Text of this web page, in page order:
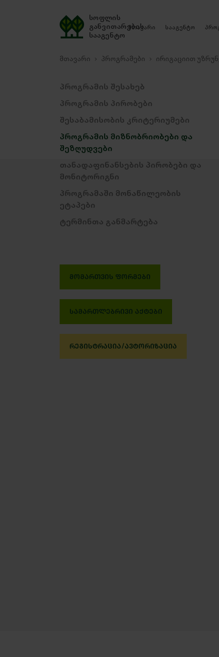
სოფლის
განვითარების
სააგენტო
მთავარი სააგენტო
მთავარი პროგრამები ირიგაციით
პროგრამის შესახებ
პროგრამის პირობები
შესაბამისობის კრიტერიუმები
პროგრამის მიზნობრიობები და
შეზღუდვები
თანადაფინანსების პირობები და
მონიტორიგნი
პროგრამაში მონაწილეობის
ეტაპები
ტერმინთა განმარტება
ᲛᲝᲛᲐᲠᲗᲕᲘᲡ ᲤᲝᲠᲛᲔᲑᲘ
ᲡᲐᲛᲐᲠᲗᲚᲔᲑᲠᲘᲕᲘ ᲐᲥᲢᲔᲑᲘ
ᲠᲔᲒᲘᲡᲢᲠᲐᲪᲘᲐ/ᲐᲕᲢᲝᲠᲘᲖᲐᲪᲘᲐ